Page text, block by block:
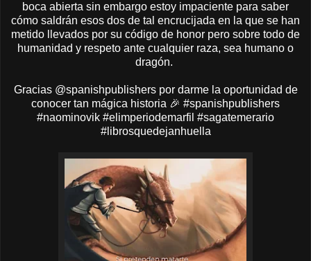
boca abierta sin embargo estoy impaciente para saber
cómo saldrán esos dos de tal encrucijada en la que se han
metido llevados por su código de honor pero sobre todo de
humanidad y respeto ante cualquier raza, sea humano o
dragón.
Gracias @spanishpublishers por darme la oportunidad de
conocer tan mágica historia 🎉 #spanishpublishers
#naominovik #elimperiodemarfil #sagatemerario
#librosquedejanhuella